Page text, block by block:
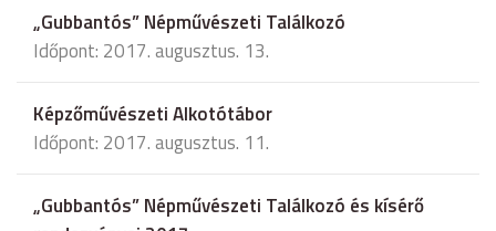
„Gubbantós” Népművészeti Találkozó
Időpont: 2017. augusztus. 13.
Képzőművészeti Alkotótábor
Időpont: 2017. augusztus. 11.
„Gubbantós” Népművészeti Találkozó és kísérő